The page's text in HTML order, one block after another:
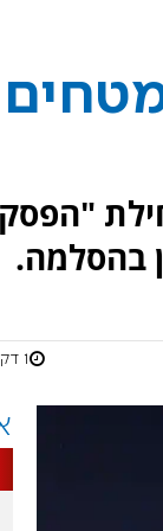
מטחים
בהסלמה.
1 דקות